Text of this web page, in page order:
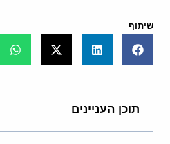
שיתוף
תוכן העניינים